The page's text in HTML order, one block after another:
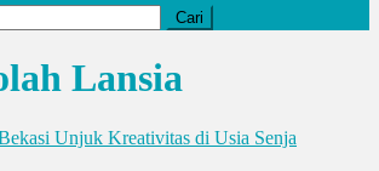
Lansia